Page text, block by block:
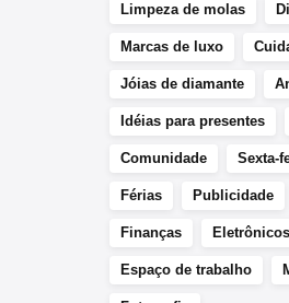
Limpeza de molas
Marcas de luxo
Jóias de diamante
Idéias para presentes
Comunidade Sexta-
Férias Publicidade
Finanças Eletrônicos
Espaço de trabalho